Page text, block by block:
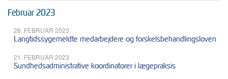
Februar 2023
28. FEBRUAR 2023
Langtidssygemeldte medarbejdere og forskelsbehandlingsloven
21. FEBRUAR 2023
Sundhedsadministrative koordinatorer i lægepraksis